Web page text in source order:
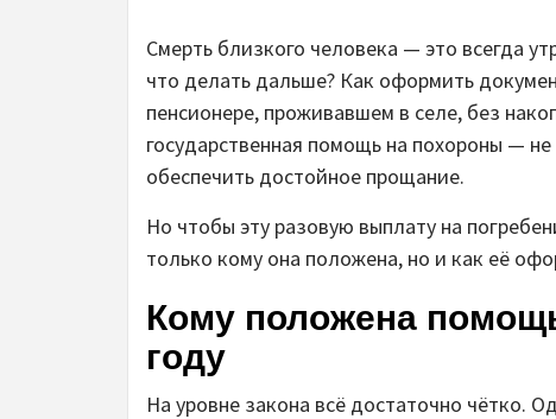
Смерть близкого человека — это всегда
что делать дальше? Как оформить
пенсионере, проживавшем в селе, без
государственная помощь на похороны —
обеспечить достойное прощание.
Но чтобы эту разовую выплату на
только кому она положена, но и как её
Кому положена
году
На уровне закона всё достаточно чётко.